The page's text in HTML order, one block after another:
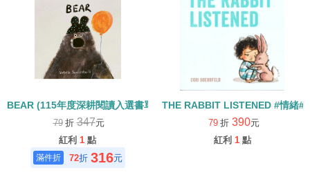
BEAR (115年度深耕閱讀入選書單)
79 折347元
紅利 1 點
72折 316元
THE RABBIT LISTENED #情緒#
79 折 390元
紅利 1 點